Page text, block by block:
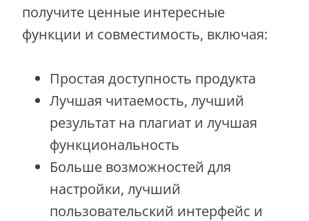
получите ценные интересные
функции и совместимость, включая:
Простая доступность продукта
Лучшая читаемость, лучший
результат на плагиат и лучшая
функциональность
Больше возможностей для
настройки, лучший
пользовательский интерфейс и